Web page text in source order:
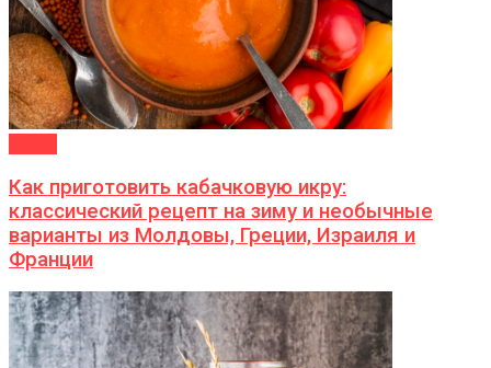
Как приготовить кабачковую икру:
классический рецепт на зиму и необычные
варианты из Молдовы, Греции, Израиля и
Франции